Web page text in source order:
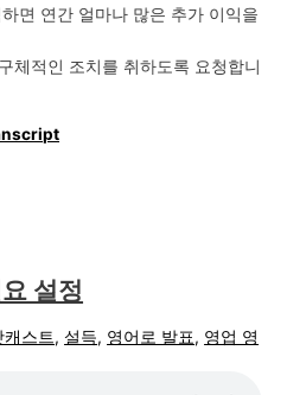
면 연간 얼마나 많은 추가 이익을
체적인 조치를 취하도록 요청합니
설정
캐스트,설득, 영어로 발표, 영업 영